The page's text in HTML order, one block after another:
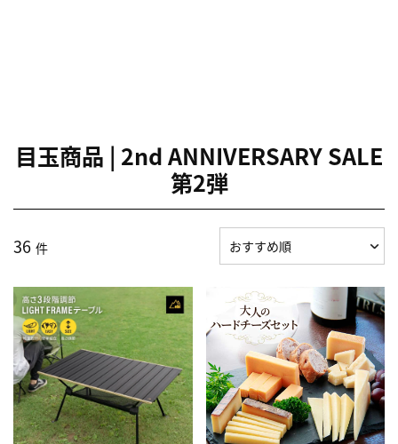
目玉商品 | 2nd ANNIVERSARY SALE
第2弾
36 件